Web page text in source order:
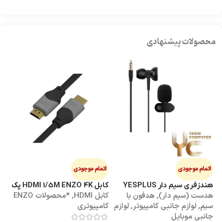
محصولات پیشنهادی
اتمام موجودی
هندزفری سیم دار YESPLUS
YS-113
هدست (سیم دار),هدفون با
سیم,لوازم جانبی کامپیوتر,لوازم
جانبی موبایل
اتمام موجودی
کابل HDMI 1/5M ENZO 4K پک
طلقی
کابل HDMI ,
*محصولات ENZO
کامپیوتری